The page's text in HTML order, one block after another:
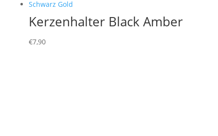
Kerzenhalter Black Amber
€7,90